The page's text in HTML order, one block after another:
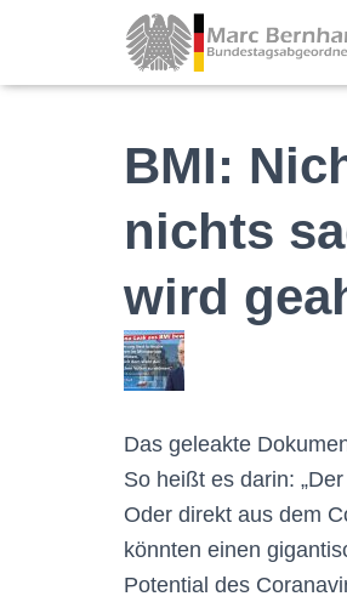
BMI:
nichts
wird
Das geleakte
So heißt es darin:
Oder direkt aus dem
könnten einen
Potential des